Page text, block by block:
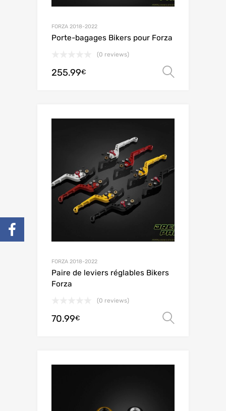
FORZA 2018-2022
Porte-bagages Bikers pour Forza
(0 reviews)
255.99€
FORZA 2018-2022
Paire de leviers réglables Bikers
Forza
(0 reviews)
70.99€